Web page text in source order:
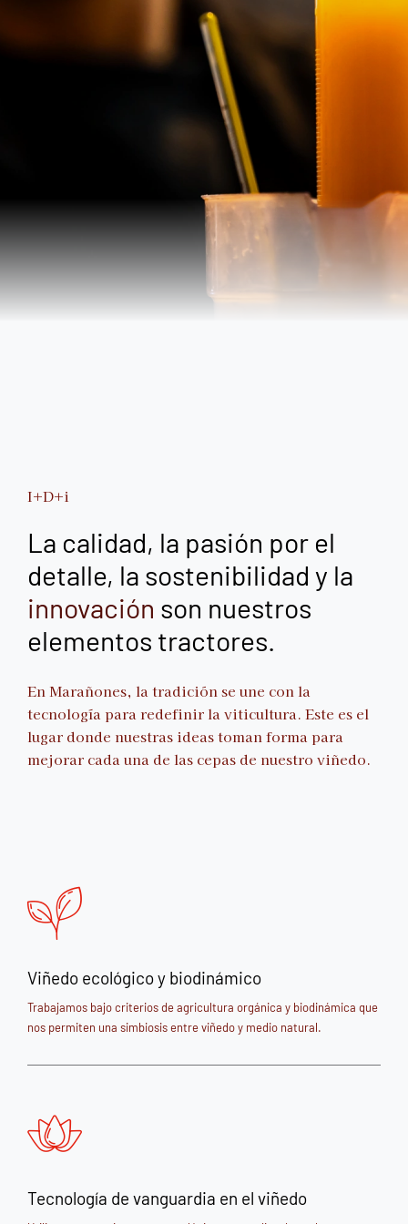
I+D+i
La calidad, la pasión por el
detalle, la sostenibilidad y la
innovación son nuestros
elementos tractores.
En Marañones, la tradición se une con la
tecnología para redefinir la viticultura. Este es el
lugar donde nuestras ideas toman forma para
mejorar cada una de las cepas de nuestro viñedo.
Viñedo ecológico y biodinámico
Trabajamos bajo criterios de agricultura orgánica y biodinámica que
nos permiten una simbiosis entre viñedo y medio natural.
Tecnología de vanguardia en el viñedo